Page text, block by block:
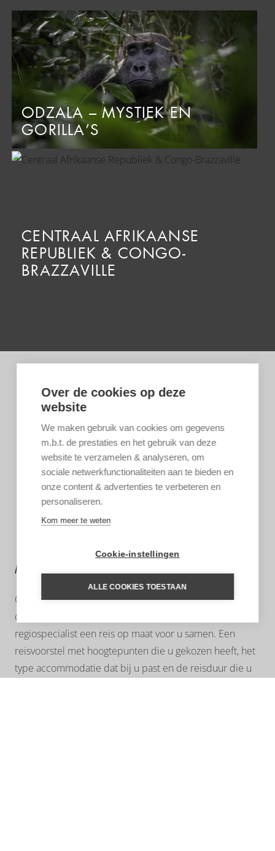
ODZALA – MYSTIEK EN
GORILLA’S
CENTRAAL AFRIKAANSE
REPUBLIEK & CONGO-
BRAZZAVILLE
MEER INFORMATIE?
Graag helpen we u met het samenstellen van uw
droomreis. Aan de hand van uw wensen stelt onze
regiospecialist een reis op maat voor u samen. Een
reisvoorstel met hoogtepunten die u gekozen heeft, het
type accommodatie dat bij u past en de reisduur die u
Over de cookies op deze
website
We maken gebruik van cookies om gegevens
m.b.t. de prestaties en het gebruik van deze
website te verzamelen & analyseren, om
sociale netwerkfunctionaliteiten aan te bieden en
onze content & advertenties te verbeteren en
personaliseren.
Kom meer te weten
Cookie-instellingen
ALLE COOKIES TOESTAAN